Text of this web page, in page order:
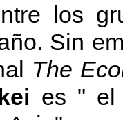
los
Sin
The
es " el